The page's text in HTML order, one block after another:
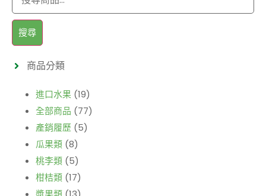
搜尋
商品分類
進口水果 (19)
全部商品 (77)
產銷履歷 (5)
瓜果類 (8)
桃李類 (5)
柑桔類 (17)